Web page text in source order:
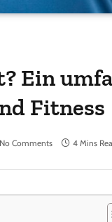
Ein
Fitness
No Comments 4 Mins